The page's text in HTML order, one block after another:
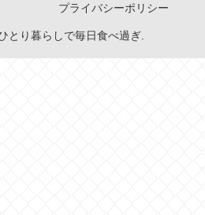
プライバシーポリシー
とり暮らしで毎日食べ過ぎ.